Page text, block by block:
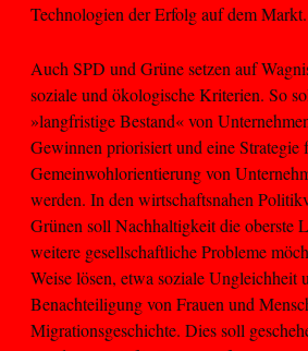
Technologien der Erfolg auf dem Markt.
Auch SPD und Grüne setzen auf
soziale und ökologische Kriterien. So
»langfristige Bestand« von
Gewinnen priorisiert und eine Strategie
Gemeinwohlorientierung von
werden. In den wirtschaftsnahen
Grünen soll Nachhaltigkeit die oberste
weitere gesellschaftliche Probleme
Weise lösen, etwa soziale Ungleichheit
Benachteiligung von Frauen und
Migrationsgeschichte. Dies soll